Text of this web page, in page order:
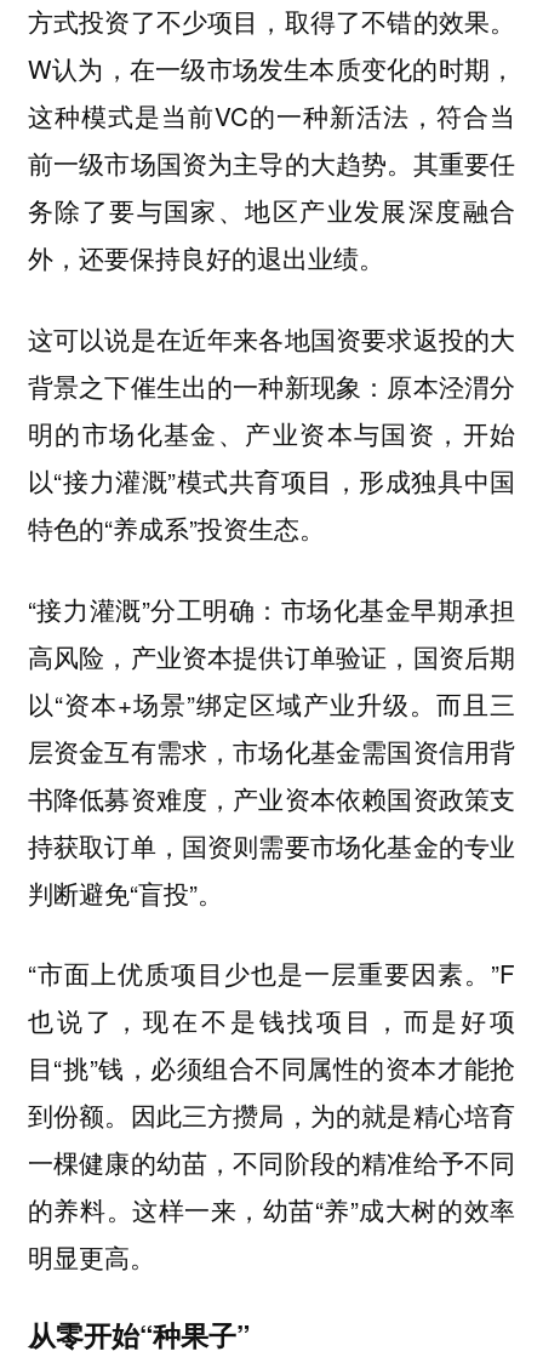
方式投资了不少项目，取得了不错的效果。
W认为，在一级市场发生本质变化的时期，
这种模式是当前VC的一种新活法，符合当
前一级市场国资为主导的大趋势。其重要任
务除了要与国家、地区产业发展深度融合
外，还要保持良好的退出业绩。
这可以说是在近年来各地国资要求返投的大
背景之下催生出的一种新现象：原本泾渭分
明的市场化基金、产业资本与国资，开始
以“接力灌溉”模式共育项目，形成独具中国
特色的“养成系”投资生态。
“接力灌溉”分工明确：市场化基金早期承担
高风险，产业资本提供订单验证，国资后期
以“资本+场景”绑定区域产业升级。而且三
层资金互有需求，市场化基金需国资信用背
书降低募资难度，产业资本依赖国资政策支
持获取订单，国资则需要市场化基金的专业
判断避免“盲投”。
“市面上优质项目少也是一层重要因素。”F
也说了，现在不是钱找项目，而是好项
目“挑”钱，必须组合不同属性的资本才能抢
到份额。因此三方攒局，为的就是精心培育
一棵健康的幼苗，不同阶段的精准给予不同
的养料。这样一来，幼苗“养”成大树的效率
明显更高。
从零开始“种果子”